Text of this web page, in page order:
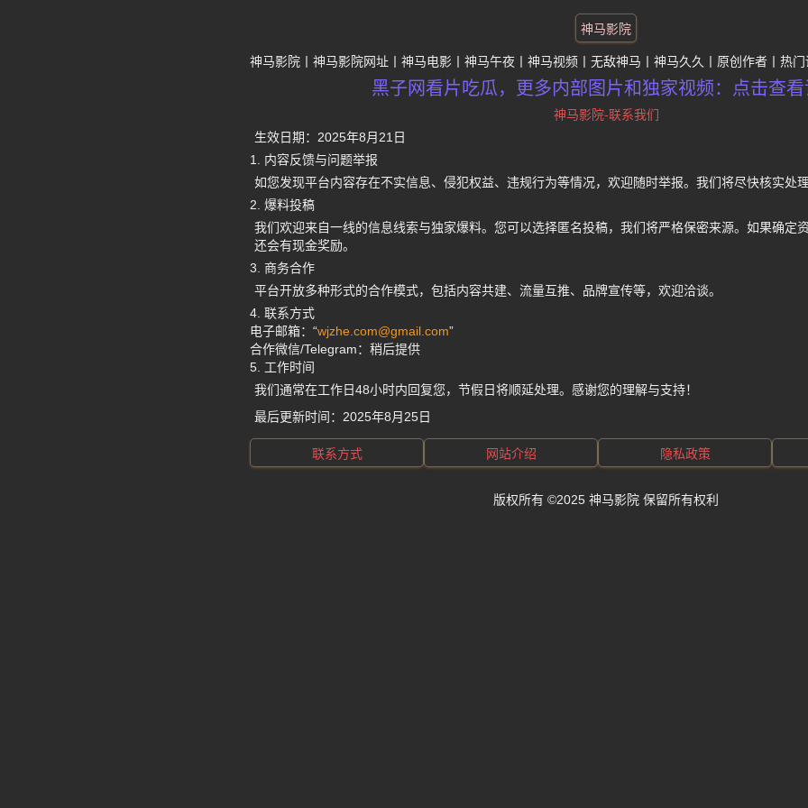
神马影院
神马影院 神马影院网址 神马电影 神马午夜 神马视频 无敌神马 神马久久 原创作者 热门
黑子网看片吃瓜，更多内部图片和独家视频：点击查
神马影院-联系我们
生效日期： 2025年8月21日
1. 内容反馈与问题举报
如您发现平台内容存在不实信息、侵犯权益、违规行为等情况，欢迎随时举报。我们将尽快核实处
2. 爆料投稿
我们欢迎来自一线的信息线索与独家爆料。您可以选择匿名投稿，我们将严格保密来源。如果确定
还会有现金奖励。
3. 商务合作
平台开放多种形式的合作模式，包括内容共建、流量互推、品牌宣传等，欢迎洽谈。
4. 联系方式
电子邮箱：“wjzhe.com@gmail.com”
合作微信/Telegram： 稍后提供
5. 工作时间
我们通常在工作日48小时内回复您，节假日将顺延处理。感谢您的理解与支持！
最后更新时间： 2025年8月25日
联系方式 网站介绍 隐私政策
版权所有 ©2025 神马影院 保留所有权利